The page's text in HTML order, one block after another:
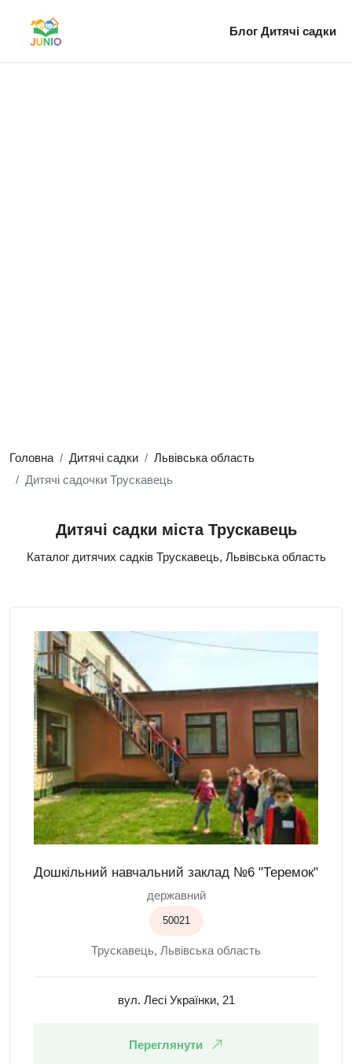
Блог Дитячі садки
Головна Дитячі садки
Львівська область
Дитячі садочки Трускавець
Дитячі садки міста Трускавець
Каталог дитячих садків Трускавець, Львівська область
Дошкільний навчальний заклад №6 "Теремок"
державний
50021
Трускавець, Львівська область
вул. Лесі Українки, 21
Переглянути